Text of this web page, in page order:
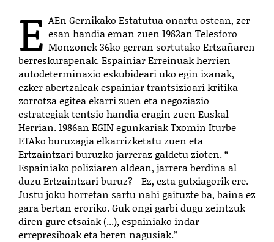
E AEn Gernikako Estatutua onartu ostean, zer
esan handia eman zuen 1982an Telesforo
Monzonek 36ko gerran sortutako Ertzañaren
berreskurapenak. Espainiar Erreinuak herrien
autodeterminazio eskubideari uko egin izanak,
ezker abertzaleak espainiar trantsizioari kritika
zorrotza egitea ekarri zuen eta negoziazio
estrategiak tentsio handia eragin zuen Euskal
Herrian. 1986an EGIN egunkariak Txomin Iturbe
ETAko buruzagia elkarrizketatu zuen eta
Ertzaintzari buruzko jarreraz galdetu zioten. “-
Espainiako poliziaren aldean, jarrera berdina al
duzu Ertzaintzari buruz? - Ez, ezta gutxiagorik ere.
Justu joku horretan sartu nahi gaituzte ba, baina ez
gara bertan eroriko. Guk ongi garbi dugu zeintzuk
diren gure etsaiak (...), espainiako indar
errepresiboak eta beren nagusiak.”